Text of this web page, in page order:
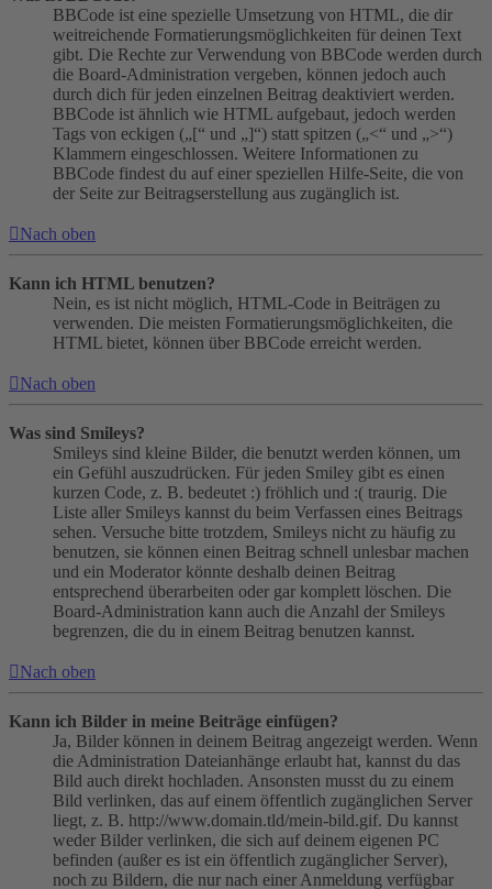
BBCode ist eine spezielle Umsetzung von HTML, die dir
weitreichende Formatierungsmöglichkeiten für deinen Text
gibt. Die Rechte zur Verwendung von BBCode werden durch
die Board-Administration vergeben, können jedoch auch
durch dich für jeden einzelnen Beitrag deaktiviert werden.
BBCode ist ähnlich wie HTML aufgebaut, jedoch werden
Tags von eckigen („[“ und „]“) statt spitzen („<“ und „>“)
Klammern eingeschlossen. Weitere Informationen zu
BBCode findest du auf einer speziellen Hilfe-Seite, die von
der Seite zur Beitragserstellung aus zugänglich ist.
Nach oben
Kann ich HTML benutzen?
Nein, es ist nicht möglich, HTML-Code in Beiträgen zu
verwenden. Die meisten Formatierungsmöglichkeiten, die
HTML bietet, können über BBCode erreicht werden.
Nach oben
Was sind Smileys?
Smileys sind kleine Bilder, die benutzt werden können, um
ein Gefühl auszudrücken. Für jeden Smiley gibt es einen
kurzen Code, z. B. bedeutet :) fröhlich und :( traurig. Die
Liste aller Smileys kannst du beim Verfassen eines Beitrags
sehen. Versuche bitte trotzdem, Smileys nicht zu häufig zu
benutzen, sie können einen Beitrag schnell unlesbar machen
und ein Moderator könnte deshalb deinen Beitrag
entsprechend überarbeiten oder gar komplett löschen. Die
Board-Administration kann auch die Anzahl der Smileys
begrenzen, die du in einem Beitrag benutzen kannst.
Nach oben
Kann ich Bilder in meine Beiträge einfügen?
Ja, Bilder können in deinem Beitrag angezeigt werden. Wenn
die Administration Dateianhänge erlaubt hat, kannst du das
Bild auch direkt hochladen. Ansonsten musst du zu einem
Bild verlinken, das auf einem öffentlich zugänglichen Server
liegt, z. B. http://www.domain.tld/mein-bild.gif. Du kannst
weder Bilder verlinken, die sich auf deinem eigenen PC
befinden (außer es ist ein öffentlich zugänglicher Server),
noch zu Bildern, die nur nach einer Anmeldung verfügbar